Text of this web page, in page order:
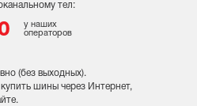
тел:
у наших
операторов
(без выходных).
шины через Интернет,